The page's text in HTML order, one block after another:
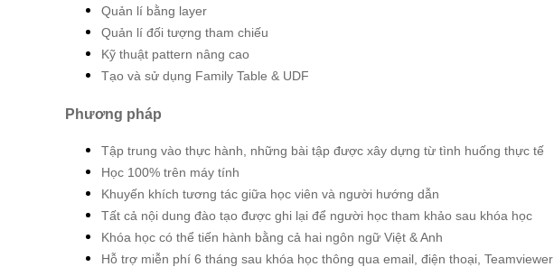
Quản lí bằng layer
Quản lí đối tượng tham chiếu
Kỹ thuật pattern nâng cao
Tạo và sử dụng Family Table & UDF
Phương pháp
Tập trung vào thực hành, những bài tập được xây dựng từ tình huống thực tế
Học 100% trên máy tính
Khuyến khích tương tác giữa học viên và người hướng dẫn
Tất cả nội dung đào tạo được ghi lại để người học tham khảo sau khóa học
Khóa học có thể tiến hành bằng cả hai ngôn ngữ Việt & Anh
Hỗ trợ miễn phí 6 tháng sau khóa học thông qua email, điện thoại, Teamviewer